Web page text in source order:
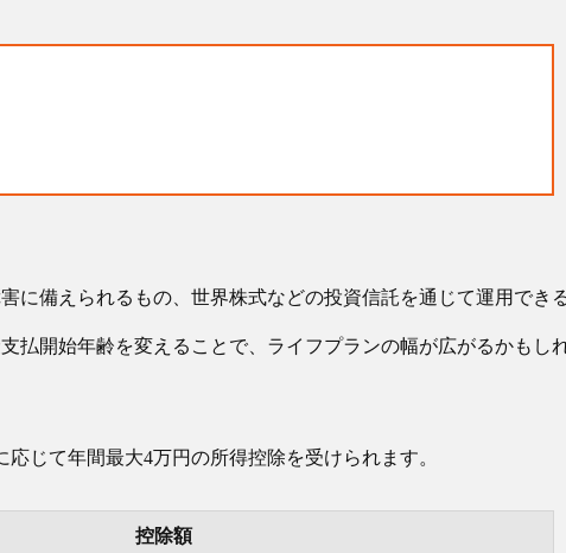
備えられるもの、世界株式などの投資信託を通じて運用で
払開始年齢を変えることで、ライフプランの幅が広がるかもし
じて年間最大4万円の所得控除を受けられます。
控除額